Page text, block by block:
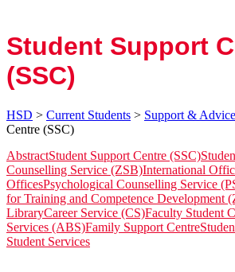
Stu­dent Sup­port
(SSC)
HSD > Current Students > Support & Advice
Centre (SSC)
AbstractStudent Support Centre (SSC)
Counselling Service (ZSB)International
OfficesPsychological Counselling Service
for Training and Competence Development
LibraryCareer Service (CS)Faculty Student
Services (ABS)Family Support Centre
Student Services